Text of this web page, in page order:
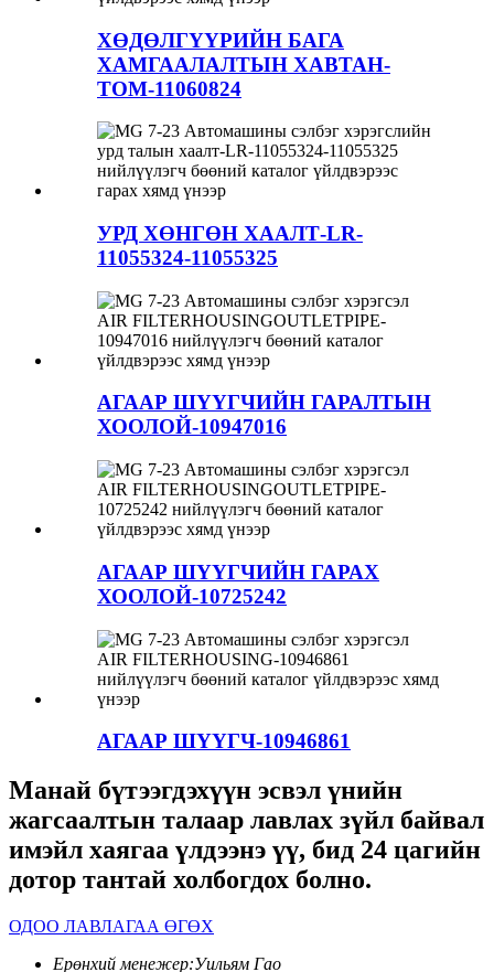
ХӨДӨЛГҮҮРИЙН БАГА
ХАМГААЛАЛТЫН ХАВТАН-
ТОМ-11060824
УРД ХӨНГӨН ХААЛТ-LR-
11055324-11055325
АГААР ШҮҮГЧИЙН ГАРАЛТЫН
ХООЛОЙ-10947016
АГААР ШҮҮГЧИЙН ГАРАХ
ХООЛОЙ-10725242
АГААР ШҮҮГЧ-10946861
Манай бүтээгдэхүүн эсвэл үнийн
жагсаалтын талаар лавлах зүйл байвал
имэйл хаягаа үлдээнэ үү, бид 24 цагийн
дотор тантай холбогдох болно.
ОДОО ЛАВЛАГАА ӨГӨХ
Ерөнхий менежер:Уильям Гао